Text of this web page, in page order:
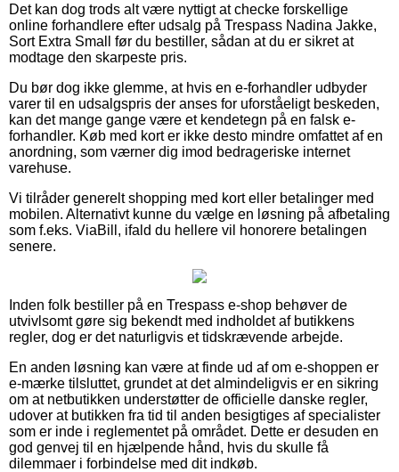
Det kan dog trods alt være nyttigt at checke forskellige
online forhandlere efter udsalg på Trespass Nadina Jakke,
Sort Extra Small før du bestiller, sådan at du er sikret at
modtage den skarpeste pris.
Du bør dog ikke glemme, at hvis en e-forhandler udbyder
varer til en udsalgspris der anses for uforståeligt beskeden,
kan det mange gange være et kendetegn på en falsk e-
forhandler. Køb med kort er ikke desto mindre omfattet af en
anordning, som værner dig imod bedrageriske internet
varehuse.
Vi tilråder generelt shopping med kort eller betalinger med
mobilen. Alternativt kunne du vælge en løsning på afbetaling
som f.eks. ViaBill, ifald du hellere vil honorere betalingen
senere.
Inden folk bestiller på en Trespass e-shop behøver de
utvivlsomt gøre sig bekendt med indholdet af butikkens
regler, dog er det naturligvis et tidskrævende arbejde.
En anden løsning kan være at finde ud af om e-shoppen er
e-mærke tilsluttet, grundet at det almindeligvis er en sikring
om at netbutikken understøtter de officielle danske regler,
udover at butikken fra tid til anden besigtiges af specialister
som er inde i reglementet på området. Dette er desuden en
god genvej til en hjælpende hånd, hvis du skulle få
dilemmaer i forbindelse med dit indkøb.